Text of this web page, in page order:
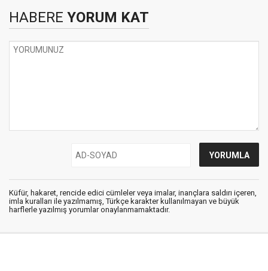
HABERE YORUM KAT
Küfür, hakaret, rencide edici cümleler veya imalar, inançlara saldırı içeren,
imla kuralları ile yazılmamış, Türkçe karakter kullanılmayan ve büyük
harflerle yazılmış yorumlar onaylanmamaktadır.